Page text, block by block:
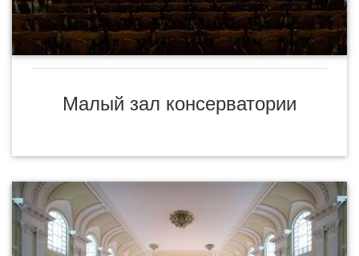
Малый зал консерватории